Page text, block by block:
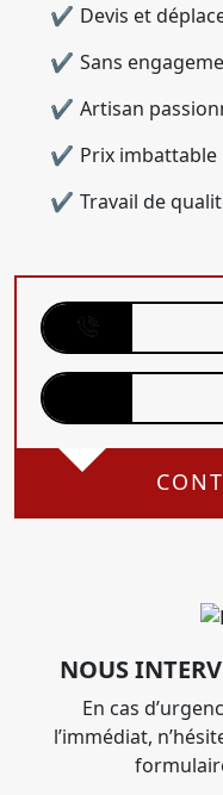
Devis et
Sans
Artisan
Prix imbattable
Travail de
NOUS
En cas
l’immédiat,